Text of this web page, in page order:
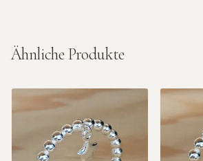
Ähnliche Produkte